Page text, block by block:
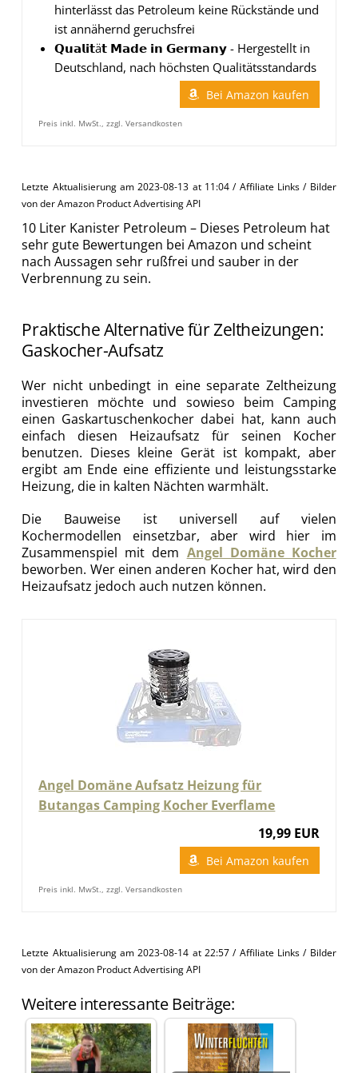
hinterlässt das Petroleum keine Rückstände und
ist annähernd geruchsfrei
𝗤𝘂𝗮𝗹𝗶𝘁ä𝘁 𝗠𝗮𝗱𝗲 𝗶𝗻 𝗚𝗲𝗿𝗺𝗮𝗻𝘆 - Hergestellt in
Deutschland, nach höchsten Qualitätsstandards
Bei Amazon kaufen
Preis inkl. MwSt., zzgl. Versandkosten
Letzte Aktualisierung am 2023-08-13 at 11:04 / Affiliate Links / Bilder
von der Amazon Product Advertising API
10 Liter Kanister Petroleum – Dieses Petroleum hat
sehr gute Bewertungen bei Amazon und scheint
nach Aussagen sehr rußfrei und sauber in der
Verbrennung zu sein.
Praktische Alternative für Zeltheizungen:
Gaskocher-Aufsatz
Wer nicht unbedingt in eine separate Zeltheizung
investieren möchte und sowieso beim Camping
einen Gaskartuschenkocher dabei hat, kann auch
einfach diesen Heizaufsatz für seinen Kocher
benutzen. Dieses kleine Gerät ist kompakt, aber
ergibt am Ende eine effiziente und leistungsstarke
Heizung, die in kalten Nächten warmhält.
Die Bauweise ist universell auf vielen
Kochermodellen einsetzbar, aber wird hier im
Zusammenspiel mit dem Angel Domäne Kocher
beworben. Wer einen anderen Kocher hat, wird den
Heizaufsatz jedoch auch nutzen können.
Angel Domäne Aufsatz Heizung für
Butangas Camping Kocher Everflame
19,99 EUR
Bei Amazon kaufen
Preis inkl. MwSt., zzgl. Versandkosten
Letzte Aktualisierung am 2023-08-14 at 22:57 / Affiliate Links / Bilder
von der Amazon Product Advertising API
Weitere interessante Beiträge: